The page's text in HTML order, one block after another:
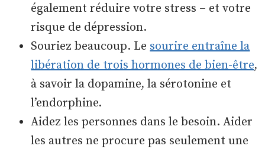
également réduire votre stress – et votre
risque de dépression.
Souriez beaucoup. Le sourire entraîne la
libération de trois hormones de bien-être,
à savoir la dopamine, la sérotonine et
l’endorphine.
Aidez les personnes dans le besoin. Aider
les autres ne procure pas seulement une